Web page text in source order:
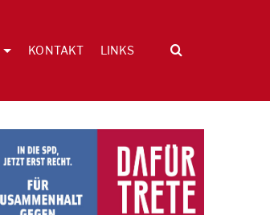
KONTAKT LINKS